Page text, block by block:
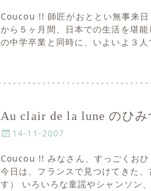
s
t
e
n
Coucou !! 師匠がおととい無事来
から５ヶ月間、日本での生活を堪
の中学卒業と同時に、いよいよ３人
Au clair de la lune のひみ
P
s
t
e
14-11-2007
Coucou !! みなさん、すっごくおひ
今日は、フランスで見つけてきた
す） いろいろな童謡やシャンソン